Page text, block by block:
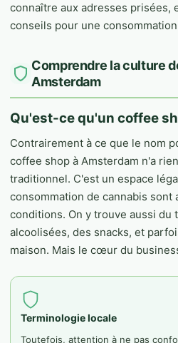
connaître aux adresses prisées,
conseils pour une
Comprendre la culture
Amsterdam
Qu'est-ce qu'un coffee
Contrairement à ce que le nom
coffee shop à Amsterdam n'a
traditionnel. C'est un espace
consommation de cannabis
conditions. On y trouve aussi du
alcoolisées, des snacks, et
maison. Mais le cœur du
Terminologie locale
Toutefois, attention à ne pas